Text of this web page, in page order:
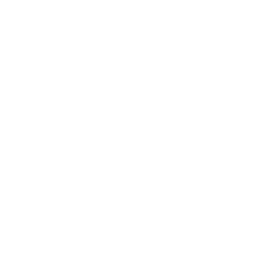
„Im Fokus“ – VIDEO